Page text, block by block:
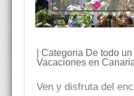
| Categoria De todo
Vacaciones en
Ven y disfruta del